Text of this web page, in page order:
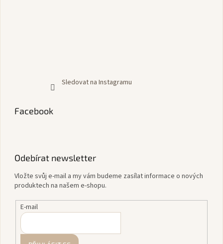
Sledovat na Instagramu
Facebook
Odebírat newsletter
Vložte svůj e-mail a my vám budeme zasílat informace o nových
produktech na našem e-shopu.
E-mail